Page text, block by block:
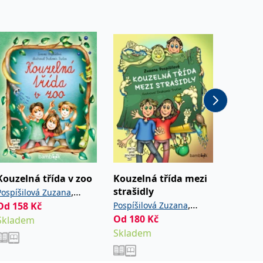
třída v zoo
Zuzana,
Drahomír
158 Kč
Kouzelná třída mezi
strašidly
Pospíšilová Zuzana,
Trsťan Drahomír
Od 180 Kč
Skladem